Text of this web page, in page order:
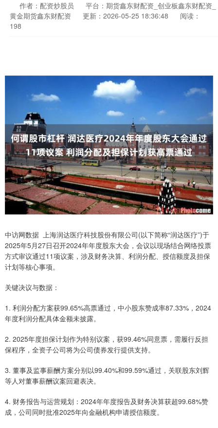
作者：配资炒股员
平台：期货鑫东财配资_创业板鑫东财配资_
黄金期货鑫东财配资
更新：2026-05-25 18:36:48
阅读：
198
中访网数据 上海润达医疗科技股份有限公司(以下简称“润达医疗”)于
2025年5月27日召开2024年年度股东大会，会议以现场结合网络投票
方式审议通过11项议案，涉及财务决算、利润分配、授信额度及担保
计划等核心事项。
关键决议与数据：
1. 利润分配方案获99.65%高票通过，中小股东赞成率87.33%，2024
年度利润分配具体金额未披露。
2. 2025年度担保计划作为特别议案，获99.46%同意票，需履行反担
保程序，全资子公司将为公司债券发行提供支持。
3. 董事及监事薪酬方案分别以99.40%和99.59%通过，关联股东刘辉
等人对董事薪酬议案回避表决。
4. 财务报告与运营规划：2024年年度报告及财务决算获超99.68%赞
成，公司同时批准2025年向金融机构申请授信额度。